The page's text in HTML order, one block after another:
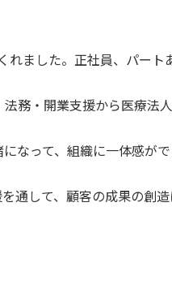
れました。正社員、パート
務・開業支援から医療法
なって、組織に一体感がで
通して、顧客の成果の創